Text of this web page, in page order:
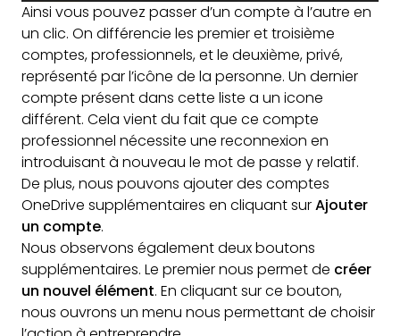
Ainsi vous pouvez passer d’un compte à l’autre en
un clic. On différencie les premier et troisième
comptes, professionnels, et le deuxième, privé,
représenté par l’icône de la personne. Un dernier
compte présent dans cette liste a un icone
différent. Cela vient du fait que ce compte
professionnel nécessite une reconnexion en
introduisant à nouveau le mot de passe y relatif.
De plus, nous pouvons ajouter des comptes
OneDrive supplémentaires en cliquant surAjouter
un compte.
Nous observons également deux boutons
supplémentaires. Le premier nous permet de créer
un nouvel élément. En cliquant sur ce bouton,
nous ouvrons un menu nous permettant de choisir